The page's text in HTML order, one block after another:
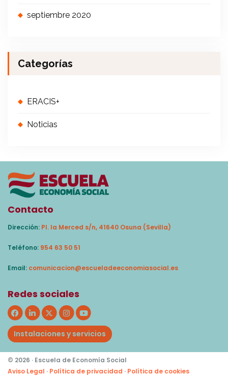
septiembre 2020
Categorías
ERACIS+
Noticias
Contacto
Dirección: Pl. la Merced s/n, 41640 Osuna (Sevilla)
Teléfono: 954 63 50 51
Email: comunicacion@escueladeeconomiasocial.es
Redes sociales
Instalaciones y servicios
© 2026 · Escuela de Economía Social
Aviso Legal · Política de privacidad · Política de cookies